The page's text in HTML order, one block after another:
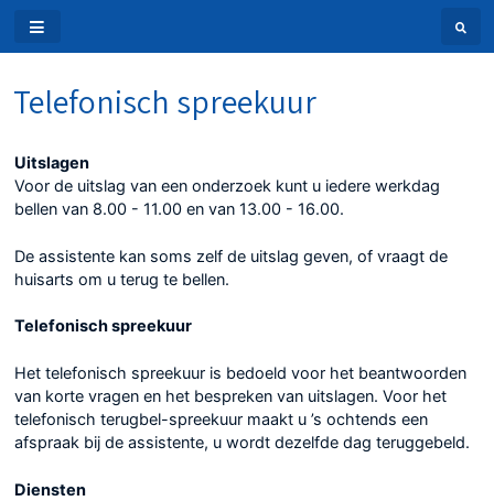
Telefonisch spreekuur
Uitslagen
Voor de uitslag van een onderzoek kunt u iedere werkdag
bellen van 8.00 - 11.00 en van 13.00 - 16.00.
De assistente kan soms zelf de uitslag geven, of vraagt de
huisarts om u terug te bellen.
Telefonisch spreekuur
Het telefonisch spreekuur is bedoeld voor het beantwoorden
van korte vragen en het bespreken van uitslagen. Voor het
telefonisch terugbel-spreekuur maakt u ’s ochtends een
afspraak bij de assistente, u wordt dezelfde dag teruggebeld.
Diensten